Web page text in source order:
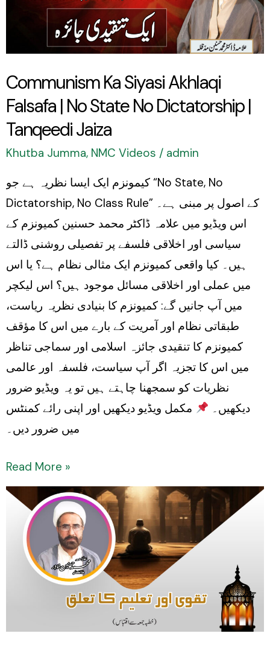
Communism Ka Siyasi Akhlaqi
Falsafa | No State No Dictatorship |
Tanqeedi Jaiza
Khutba Jumma, NMC Videos / admin
کیمونزم ایک ایسا نظریہ ہے جو “No State, No
Dictatorship, No Class Rule” کے اصول پر مبنی ہے۔
اس ویڈیو میں علامہ ڈاکٹر محمد حسنین کمیونزم کے
سیاسی اور اخلاقی فلسفے پر تفصیلی روشنی ڈالتے
ہیں۔ کیا واقعی کمیونزم ایک مثالی نظام ہے؟ یا اس
میں عملی اور اخلاقی مسائل موجود ہیں؟ اس لیکچر
میں آپ جانیں گے: کمیونزم کا بنیادی نظریہ ریاست،
طبقاتی نظام اور آمریت کے بارے میں اس کا مؤقف
کمیونزم کا تنقیدی جائزہ اسلامی اور سماجی تناظر
میں اس کا تجزیہ اگر آپ سیاست، فلسفہ اور عالمی
نظریات کو سمجھنا چاہتے ہیں تو یہ ویڈیو ضرور
دیکھیں۔
مکمل ویڈیو دیکھیں اور اپنی رائے کمنٹس
میں ضرور دیں۔
No
Dictatorship
|
Tanqeedi
Read More »
The
relationship
between
piety